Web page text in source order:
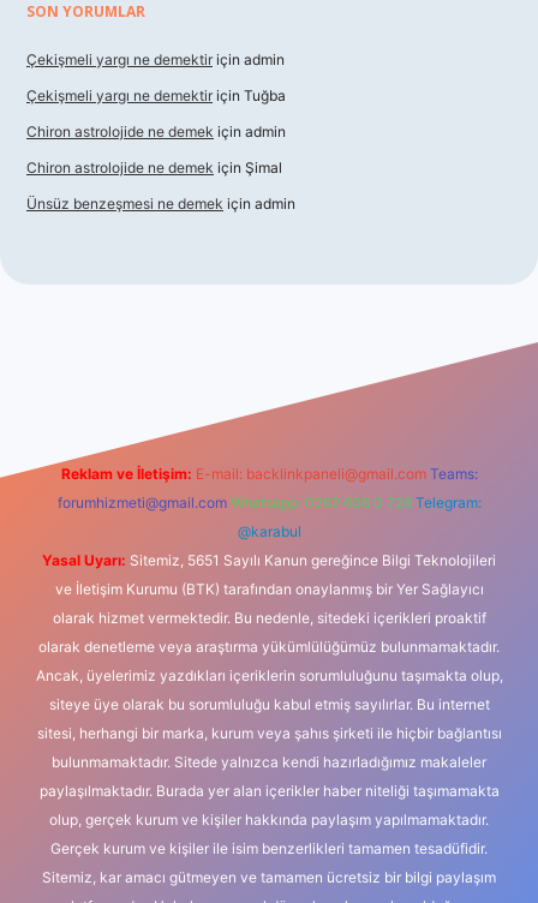
SON YORUMLAR
Çekişmeli yargı ne demektir için admin
Çekişmeli yargı ne demektir için Tuğba
Chiron astrolojide ne demek için admin
Chiron astrolojide ne demek için Şimal
Ünsüz benzeşmesi ne demek için admin
Reklam ve İletişim: E-mail: backlinkpaneli@gmail.com Teams:
forumhizmeti@gmail.com Whatsapp: 0262 606 0 726 Telegram:
@karabul
Yasal Uyarı: Sitemiz, 5651 Sayılı Kanun gereğince Bilgi Teknolojileri
ve İletişim Kurumu (BTK) tarafından onaylanmış bir Yer Sağlayıcı
olarak hizmet vermektedir. Bu nedenle, sitedeki içerikleri proaktif
olarak denetleme veya araştırma yükümlülüğümüz bulunmamaktadır.
Ancak, üyelerimiz yazdıkları içeriklerin sorumluluğunu taşımakta olup,
siteye üye olarak bu sorumluluğu kabul etmiş sayılırlar. Bu internet
sitesi, herhangi bir marka, kurum veya şahıs şirketi ile hiçbir bağlantısı
bulunmamaktadır. Sitede yalnızca kendi hazırladığımız makaleler
paylaşılmaktadır. Burada yer alan içerikler haber niteliği taşımamakta
olup, gerçek kurum ve kişiler hakkında paylaşım yapılmamaktadır.
Gerçek kurum ve kişiler ile isim benzerlikleri tamamen tesadüfidir.
Sitemiz, kar amacı gütmeyen ve tamamen ücretsiz bir bilgi paylaşım